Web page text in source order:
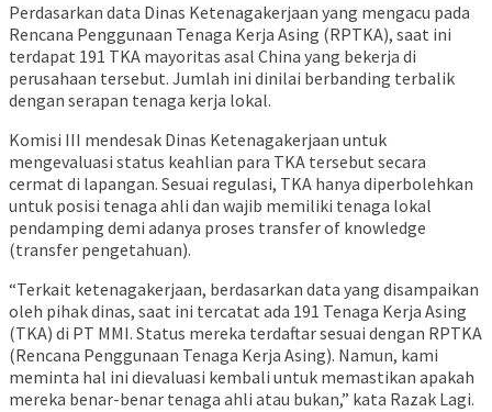
Perdasarkan data Dinas Ketenagakerjaan yang mengacu pada
Rencana Penggunaan Tenaga Kerja Asing (RPTKA), saat ini
terdapat 191 TKA mayoritas asal China yang bekerja di
perusahaan tersebut. Jumlah ini dinilai berbanding terbalik
dengan serapan tenaga kerja lokal.
​Komisi III mendesak Dinas Ketenagakerjaan untuk
mengevaluasi status keahlian para TKA tersebut secara
cermat di lapangan. Sesuai regulasi, TKA hanya diperbolehkan
untuk posisi tenaga ahli dan wajib memiliki tenaga lokal
pendamping demi adanya proses transfer of knowledge
(transfer pengetahuan).
“Terkait ketenagakerjaan, berdasarkan data yang disampaikan
oleh pihak dinas, saat ini tercatat ada 191 Tenaga Kerja Asing
(TKA) di PT MMI. Status mereka terdaftar sesuai dengan RPTKA
(Rencana Penggunaan Tenaga Kerja Asing). Namun, kami
meminta hal ini dievaluasi kembali untuk memastikan apakah
mereka benar-benar tenaga ahli atau bukan,” kata Razak Lagi.